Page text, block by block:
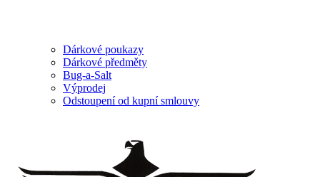
Dárkové poukazy
Dárkové předměty
Bug-a-Salt
Výprodej
Odstoupení od kupní smlouvy